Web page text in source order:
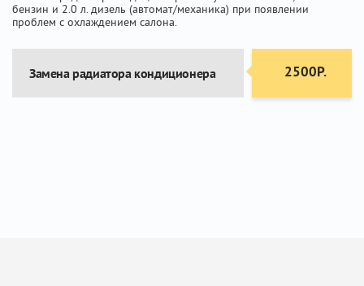
бензин и 2.0 л. дизель (автомат/механика) при появлении
проблем с охлаждением салона.
Замена радиатора кондиционера 2500Р.